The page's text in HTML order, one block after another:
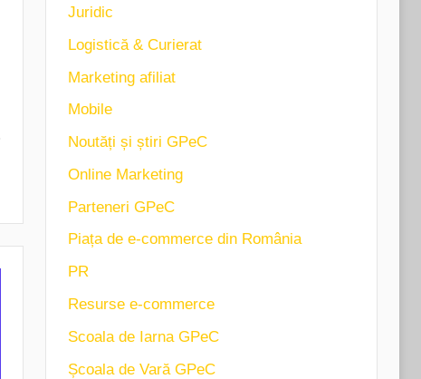
Juridic
Logistică & Curierat
Marketing afiliat
Mobile
Noutăți și știri GPeC
Online Marketing
Parteneri GPeC
Piața de e-commerce din România
PR
Resurse e-commerce
Scoala de Iarna GPeC
Școala de Vară GPeC